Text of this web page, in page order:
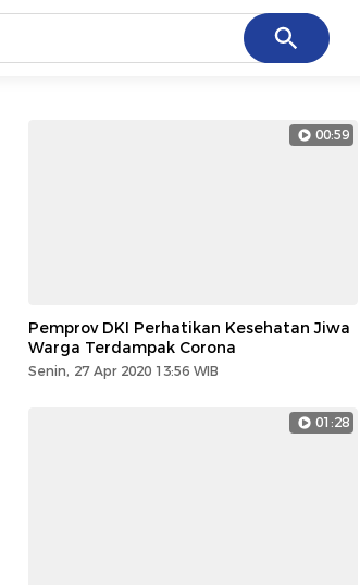
Cancel
00:59
Pemprov DKI Perhatikan Kesehatan Jiwa
Warga Terdampak Corona
Senin, 27 Apr 2020 13:56 WIB
01:28